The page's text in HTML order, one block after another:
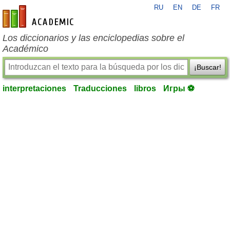
es-academic.com
RU EN DE FR
Los diccionarios y las enciclopedias sobre el
Académico
¡Buscar!
interpretaciones Traducciones libros Игры ⚽